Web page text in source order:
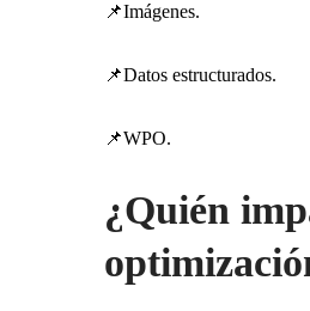
📌Imágenes.
📌Datos estructurados.
📌WPO.
¿Quién